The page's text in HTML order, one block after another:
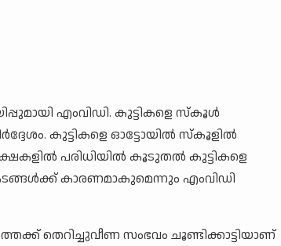
എംവിഡി. കുട്ടികളെ സ്‌കൂള്‍
കുട്ടികളെ ഓട്ടോയില്‍ സ്‌കൂളില്‍
പരിധിയില്‍ കൂടുതല്‍ കുട്ടികളെ
കാരണമാകുമെന്നും എംവിഡി
തെറിച്ചുവീണ സംഭവം ചൂണ്ടിക്കാട്ടിയാണ്